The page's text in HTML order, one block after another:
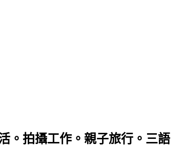
。拍攝工作。親子旅行。三語